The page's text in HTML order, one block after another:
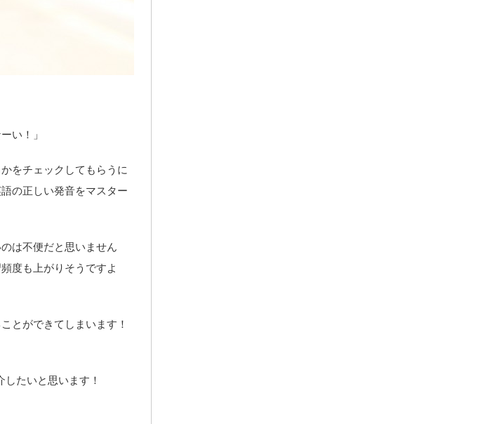
い！」
をチェックしてもらうに
の正しい発音をマスター
は不便だと思いません
度も上がりそうですよ
とができてしまいます！
たいと思います！